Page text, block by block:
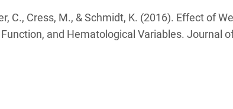
C., Cress, M., & Schmidt, K. (2016). Effect of
and Hematological Variables. Journal